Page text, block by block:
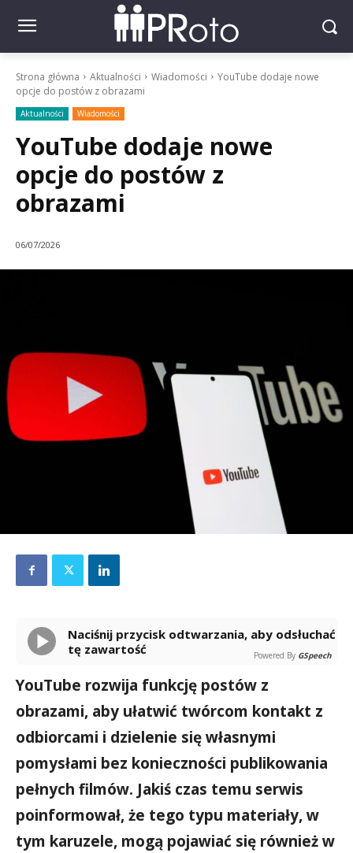
Strona główna Aktualności Wiadomości
YouTube dodaje nowe
opcje do postów z obrazami
Aktualności Wiadomości
YouTube dodaje nowe
opcje do postów z
obrazami
06/07/2026
Naciśnij przycisk odtwarzania, aby odsłuchać
tę zawartość
Powered By GSpeech
YouTube rozwija funkcję postów z
obrazami, aby ułatwić twórcom kontakt z
odbiorcami i dzielenie się własnymi
pomysłami bez konieczności publikowania
pełnych filmów. Jakiś czas temu serwis
poinformował, że tego typu materiały, w
tym karuzele, mogą pojawiać się również w